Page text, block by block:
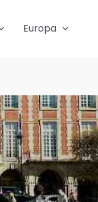
Europa